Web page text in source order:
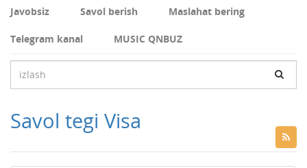
Javobsiz Savol berish Maslahat bering
Telegram kanal MUSIC QNBUZ
Savol tegi Visa